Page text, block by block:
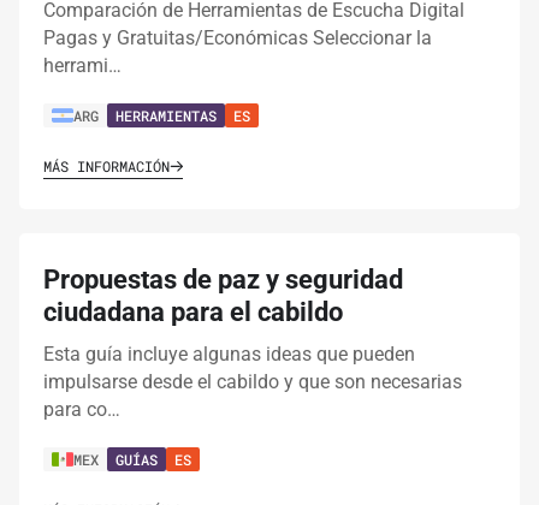
Comparación de Herramientas de Escucha Digital
Pagas y Gratuitas/Económicas Seleccionar la
herrami…
ARG HERRAMIENTAS ES
MÁS INFORMACIÓN
Propuestas de paz y seguridad
ciudadana para el cabildo
Esta guía incluye algunas ideas que pueden
impulsarse desde el cabildo y que son necesarias
para co…
MEX GUÍAS ES